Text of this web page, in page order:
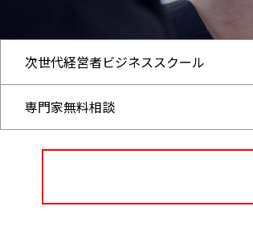
次世代経営者ビジネススクール
専門家無料相談